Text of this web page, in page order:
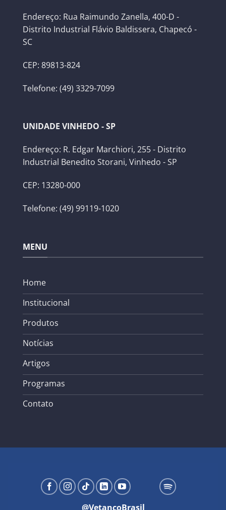
Endereço: Rua Raimundo Zanella, 400-D -
Distrito Industrial Flávio Baldissera, Chapecó -
SC
CEP: 89813-824
Telefone: (49) 3329-7099
UNIDADE VINHEDO - SP
Endereço: R. Edgar Marchiori, 255 - Distrito
Industrial Benedito Storani, Vinhedo - SP
CEP: 13280-000
Telefone: (49) 99119-1020
MENU
Home
Institucional
Produtos
Notícias
Artigos
Programas
Contato
@VetancoBrasil